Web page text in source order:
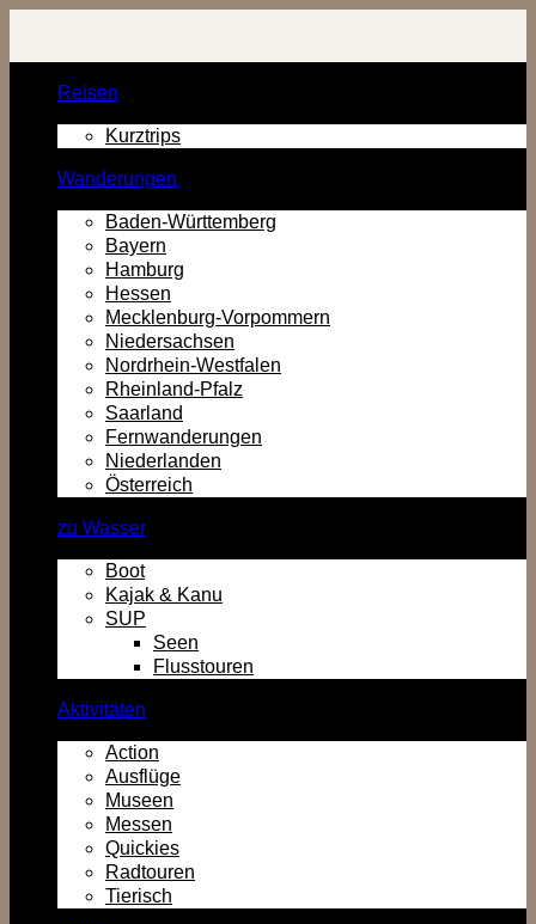
Inhalt
Reisen
Kurztrips
Wanderungen
Baden-Württemberg
Bayern
Hamburg
Hessen
Mecklenburg-Vorpommern
Niedersachsen
Nordrhein-Westfalen
Rheinland-Pfalz
Saarland
Fernwanderungen
Niederlanden
Österreich
zu Wasser
Boot
Kajak & Kanu
SUP
Seen
Flusstouren
Aktivitäten
Action
Ausflüge
Museen
Messen
Quickies
Radtouren
Tierisch